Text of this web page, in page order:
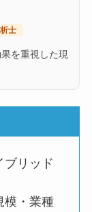
士
を重視した現
ブリッド
模・業種